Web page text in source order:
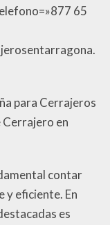
65
para Cerrajeros
en
contar
y eficiente. En
es